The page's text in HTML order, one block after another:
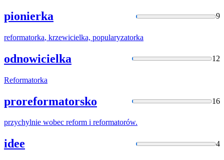
pionierka 9
reformatorka, krzewicielka, popularyzatorka
odnowicielka 12
Reformatorka
proreformatorsko 16
przychylnie wobec reform i reformatorów.
idee 4